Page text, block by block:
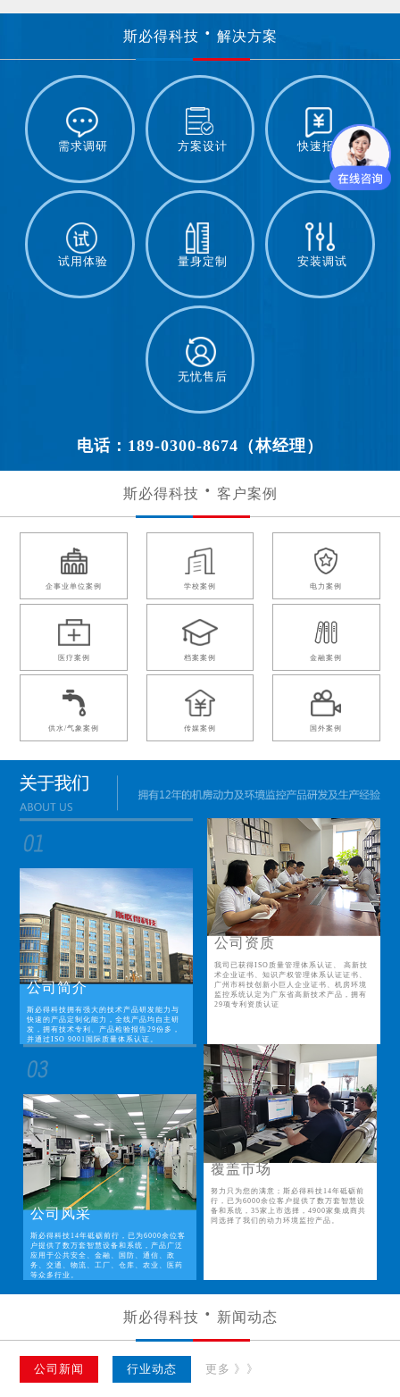
斯必得科技 解决方案
需求调研 方案设计 快速报价
试用体验 量身定制 安装调试
无忧售后
电话：189-0300-8674（林经理）
斯必得科技 客户案例
企事业单位案例 学校案例 电力案例
医疗案例 档案案例 金融案例
供水/气象案例 传媒案例 国外案例
公司简介
斯必得科技拥有强大的技术产品研发能力与
快速的产品定制化能力，全线产品均自主研
发，拥有技术专利、产品检验报告29份多，
并通过ISO 9001国际质量体系认证。
公司资质
我司已获得ISO质量管理体系认证、 高新技
术企业证书、知识产权管理体系认证证书、
广州市科技创新小巨人企业证书、机房环境
监控系统认定为广东省高新技术产品，拥有
29项专利资质认证
公司风采
斯必得科技14年砥砺前行，已为6000余位客
户提供了数万套智慧设备和系统，产品广泛
应用于公共安全、金融、国防、通信、政
务、交通、物流、工厂、仓库、农业、医药
等众多行业。
覆盖市场
努力只为您的满意；斯必得科技14年砥砺前
行，已为6000余位客户提供了数万套智慧设
备和系统，35家上市选择，4900家集成商共
同选择了我们的动力环境监控产品。
斯必得科技 新闻动态
公司新闻 行业动态 更多 》》